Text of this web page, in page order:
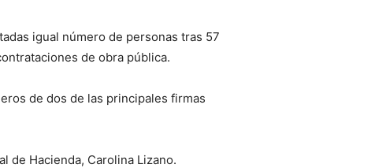
igual número de personas tras 57
de obra pública.
de dos de las principales firmas
de Hacienda, Carolina Lizano.